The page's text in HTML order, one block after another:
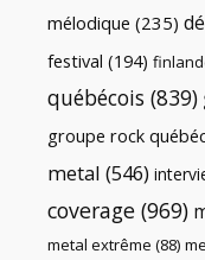
mélodique (235)
festival (194)
québécois (839)
groupe rock
metal (546)
coverage (969)
metal extrême (88)